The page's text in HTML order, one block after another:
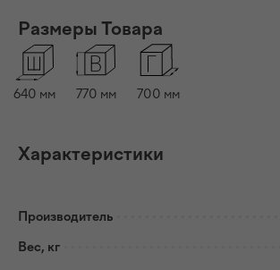
Размеры Товара
640 мм 770 мм 700 мм
Характеристики
Производитель
Вес, кг